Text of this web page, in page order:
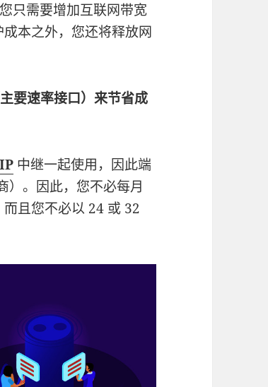
只需要增加互联网带宽
本之外，您还将释放网
要速率接口）来节省成
中继一起使用，因此端
）。因此，您不必每月
且您不必以 24 或 32